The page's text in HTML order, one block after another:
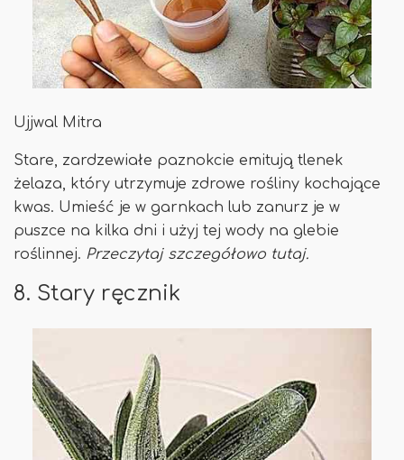
Ujjwal Mitra
Stare, zardzewiałe paznokcie emitują tlenek
żelaza, który utrzymuje zdrowe rośliny kochające
kwas. Umieść je w garnkach lub zanurz je w
puszce na kilka dni i użyj tej wody na glebie
roślinnej. Przeczytaj szczegółowo tutaj.
8. Stary ręcznik